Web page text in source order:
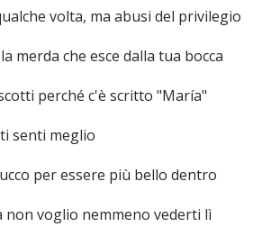
volta, ma abusi del privilegio
merda che esce dalla tua bocca
perché c'è scritto "María"
senti meglio
per essere più bello dentro
non voglio nemmeno vederti lì